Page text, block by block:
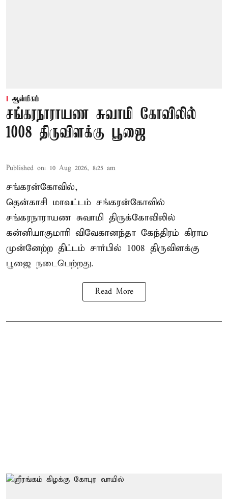
ஆன்மிகம்
சங்கரநாராயண சுவாமி கோவிலில்
1008 திருவிளக்கு பூஜை
Published on: 10 Aug 2026, 8:25 am
சங்கரன்கோவில்,
தென்காசி மாவட்டம் சங்கரன்கோவில்
சங்கரநாராயண சுவாமி திருக்கோவிலில்
கன்னியாகுமாரி விவேகானந்தா கேந்திரம் கிராம
முன்னேற்ற திட்டம் சார்பில் 1008 திருவிளக்கு
பூஜை நடைபெற்றது.
Read More